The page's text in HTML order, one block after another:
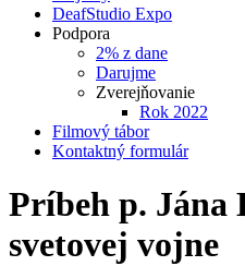
DeafStudio Expo
Podpora
2% z dane
Darujme
Zverejňovanie
Rok 2022
Filmový tábor
Kontaktný formulár
Príbeh p. Jána
svetovej vojne